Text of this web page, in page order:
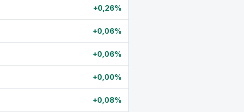
+0,26%
+0,06%
+0,06%
+0,00%
+0,08%